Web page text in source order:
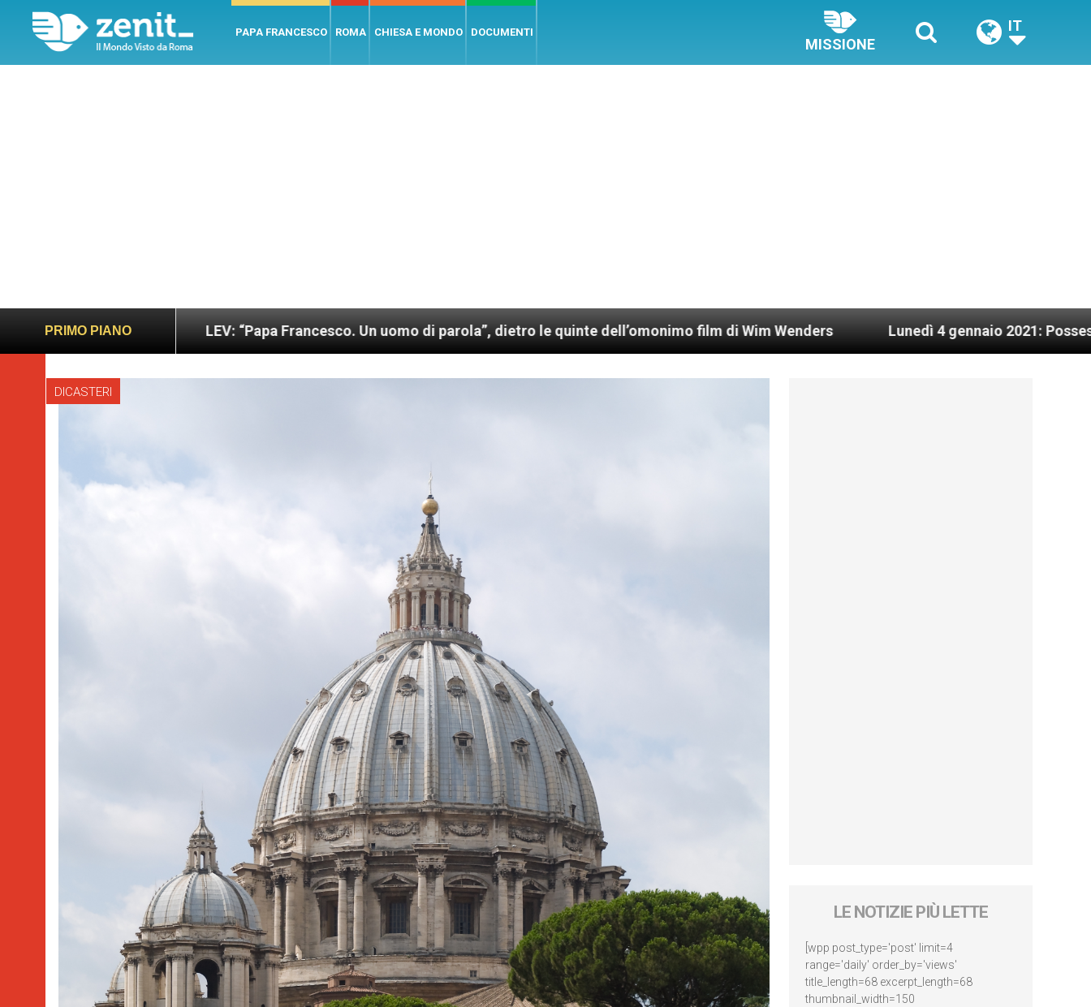
PAPA FRANCESCO ROMA CHIESA E MONDO DOCUMENTI
MISSIONE
IT
PRIMO PIANO
LEV: “Papa Francesco. Un uomo di parola”, dietro le quinte dell’omonimo film di Wim Wenders Lunedì 4 gennaio 2021: Possesso cardinalizio
DICASTERI
LE NOTIZIE PIÙ LETTE
[wpp post_type='post' limit=4
range='daily' order_by='views'
title_length=68 excerpt_length=68
thumbnail_width=150